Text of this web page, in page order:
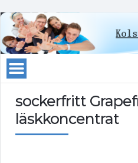
sockerfritt
läskkoncentrat